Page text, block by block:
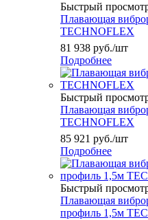
Быстрый
Плавающая
TECHNOFLEX
81 938 руб./шт
Подробнее
Быстрый
Плавающая
TECHNOFLEX
85 921 руб./шт
Подробнее
Быстрый
Плавающая
профиль 1,5м